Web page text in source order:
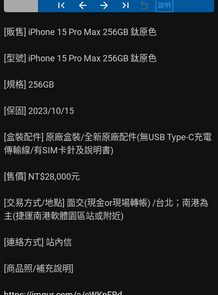
說明
[販售] iPhone 15 Pro Max 256GB 鈦原色
[型號] iPhone 15 Pro Max 256GB 鈦原色
[規格] 256GB
[保固] 2023/10/15
[盒裝配件] 原廠盒裝/全新原廠配件(無USB Type-C充電
傳輸線/有SIM卡針及說明書)
[售價] NT$28,000元
[交易方式/地點] 面交(現金or現場轉帳) /台北；南港為
主(捷運南港軟體園區站或附近)
[連絡方式] 站內信
[商品照/補充說明]